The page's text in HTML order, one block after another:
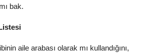
bak.
aile arabası olarak mı kullandığını,